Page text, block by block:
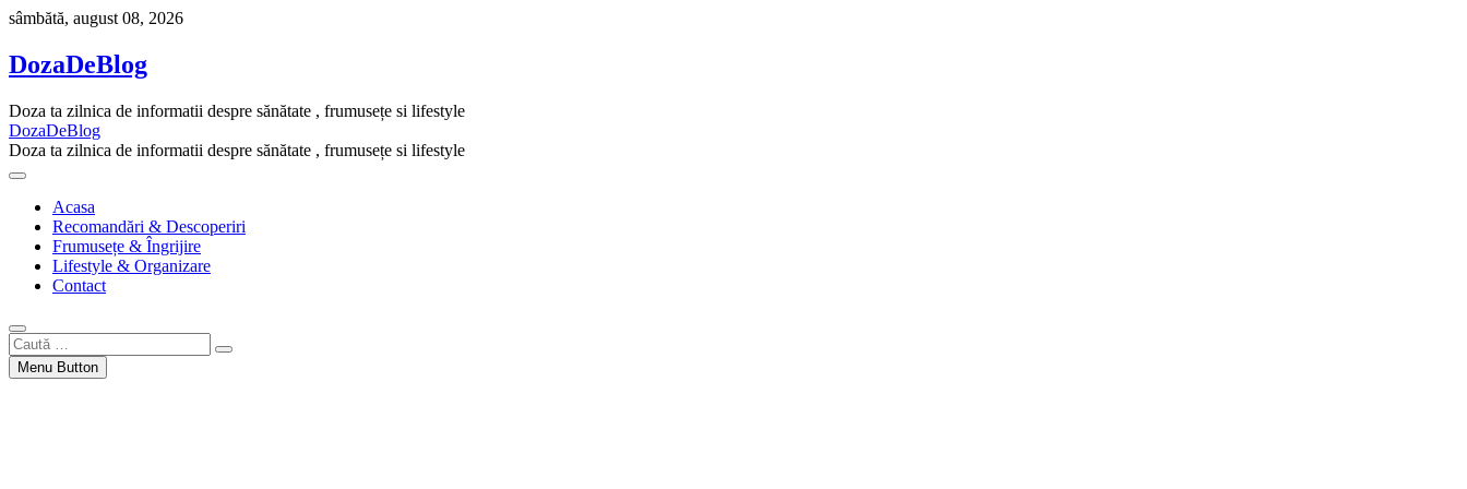
Skip
content
sâmbătă, august 08, 2026
DozaDeBlog
Doza ta zilnica de informatii despre sănătate , frumusețe si lifestyle
DozaDeBlog
Doza ta zilnica de informatii despre sănătate , frumusețe si lifestyle
Acasa
Recomandări & Descoperiri
Frumusețe & Îngrijire
Lifestyle & Organizare
Contact
Caută
…Menu Button